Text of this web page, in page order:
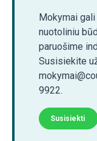
Mokymai
nuotoliniu
paruošime
Susisiekite
9922.
Susisiekti